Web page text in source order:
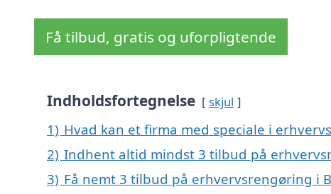
Få tilbud, gratis og uforpligtende
Indholdsfortegnelse skjul
1) Hvad kan et firma med speciale i
2) Indhent altid mindst 3 tilbud på
3) Få nemt 3 tilbud på erhvervsrengøring i